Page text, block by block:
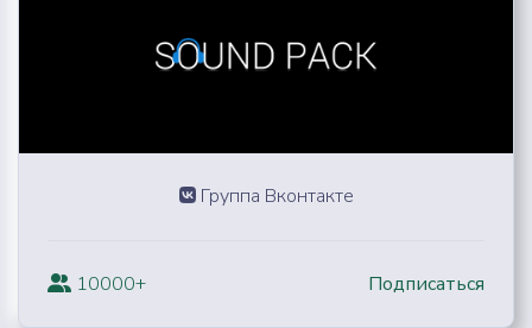
Группа Вконтакте
10000+ Подписаться